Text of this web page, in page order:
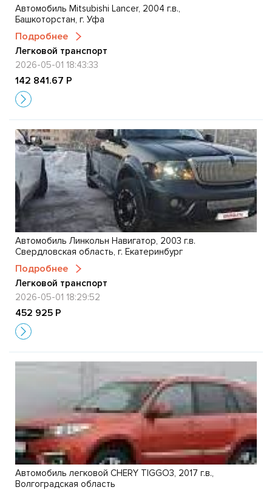
Автомобиль Mitsubishi Lancer, 2004 г.в.,
Башкоторстан, г. Уфа
Подробнее
Легковой транспорт
2026-05-01 18:43:33
142 841.67 Р
Автомобиль Линкольн Навигатор, 2003 г.в.
Свердловская область, г. Екатеринбург
Подробнее
Легковой транспорт
2026-05-01 18:29:52
452 925 Р
Автомобиль легковой CHERY TIGGO3, 2017 г.в.,
Волгоградская область